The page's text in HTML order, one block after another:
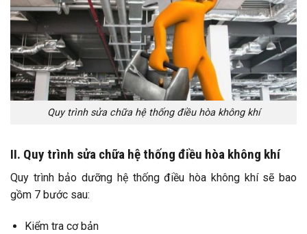
Quy trình sửa chữa hệ thống điều hòa không khí
II. Quy trình sửa chữa hệ thống điều hòa không khí
Quy trình bảo dưỡng hệ thống điều hòa không khí sẽ bao
gồm 7 bước sau:
Kiểm tra cơ bản